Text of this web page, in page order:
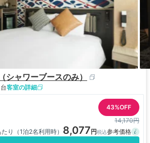
シャワーブースのみ）
客室の詳細
43%OFF
14,170円
り（1泊2名利用時） 8,077